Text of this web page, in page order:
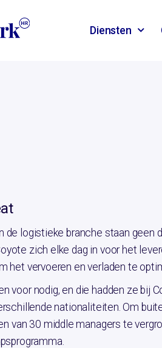
Diensten
de logistieke branche staan geen
zich elke dag in voor het
het vervoeren en verladen te
voor nodig, en die hadden ze
nationaliteiten. Om
van 30 middle managers te